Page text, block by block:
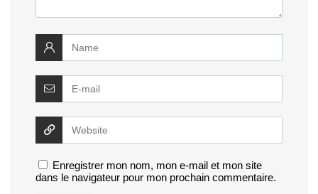
Enregistrer mon nom, mon e-mail et mon site
dans le navigateur pour mon prochain commentaire.